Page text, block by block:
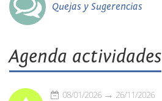
Quejas y Sugerencias
Agenda actividades
08/01/2026 26/11/2026